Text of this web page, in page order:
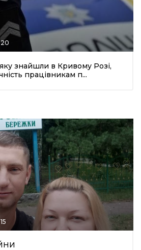
20
знайшли в Кривому Розі,
працівникам п...
15